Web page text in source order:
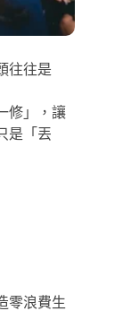
往往是
修」，讓
是「丟
零浪費生